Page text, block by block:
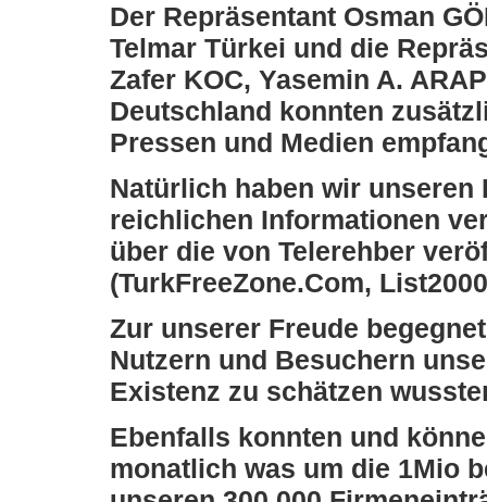
Der Repräsentant Osman
Telmar Türkei und die
Zafer KOC, Yasemin A.
Deutschland konnten
Pressen und Medien
Natürlich haben wir unseren
reichlichen Informationen
über die von Telerehber
(TurkFreeZone.Com,
Zur unserer Freude
Nutzern und Besuchern
Existenz zu schätzen
Ebenfalls konnten und
monatlich was um die 1Mio